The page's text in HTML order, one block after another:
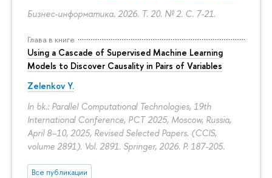
Бизнес-информатика. 2026. Т. 20. № 2. С. 7-21.
Глава в книге
Using a Cascade of Supervised Machine Learning
Models to Discover Causality in Pairs of Variables
Zelenkov Y.
In bk.: Parallel Computational Technologies, 19th
International Conference, PCT 2025, Moscow, Russia,
April 8–10, 2025, Revised Selected Papers. (CCIS,
volume 2891). Vol. 2891. Springer, 2026. P. 187-205.
Все публикации